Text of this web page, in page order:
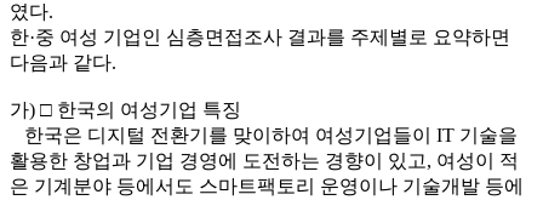
였다.
한·중 여성 기업인 심층면접조사 결과를 주제별로 요약하면
다음과 같다.
가) □ 한국의 여성기업 특징
한국은 디지털 전환기를 맞이하여 여성기업들이 IT 기술을
활용한 창업과 기업 경영에 도전하는 경향이 있고, 여성이 적
은 기계분야 등에서도 스마트팩토리 운영이나 기술개발 등에